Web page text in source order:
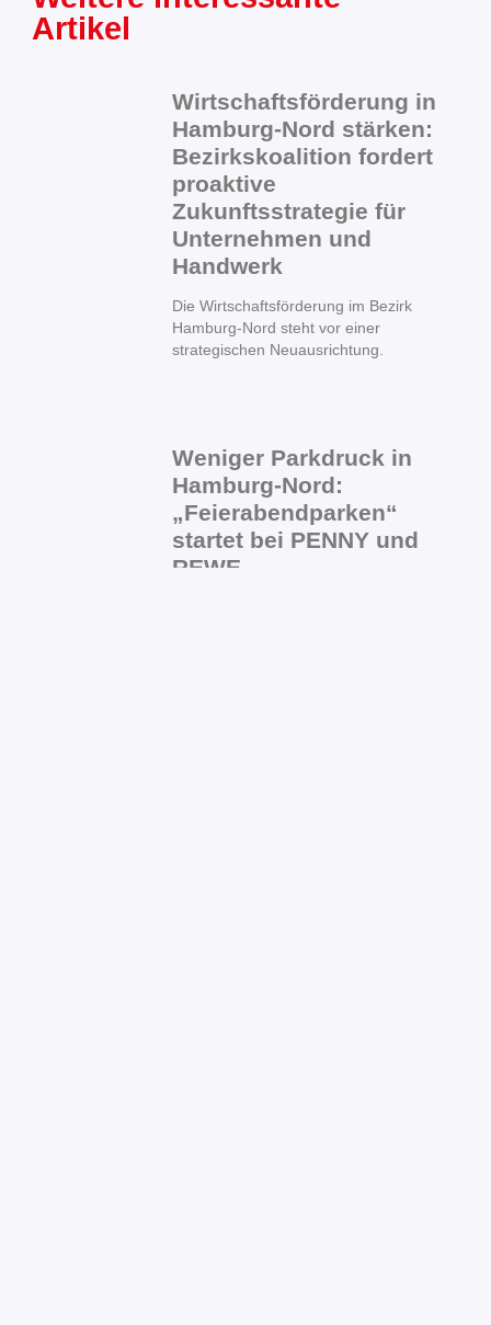
Artikel
Wirtschaftsförderung in
Hamburg-Nord stärken:
Bezirkskoalition fordert
proaktive
Zukunftsstrategie für
Unternehmen und
Handwerk
Die Wirtschaftsförderung im Bezirk
Hamburg-Nord steht vor einer
strategischen Neuausrichtung.
Weniger Parkdruck in
Hamburg-Nord:
„Feierabendparken“
startet bei PENNY und
REWE